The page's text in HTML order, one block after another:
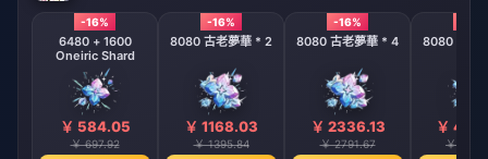
-16%
6480 + 1600
Oneiric Shard
￥ 584.05
￥ 697.92
-16%
8080 古老夢華 * 2
￥ 1168.03
￥ 1395.84
-16%
8080 古老夢華 * 4
￥ 2336.13
￥ 2791.67
8080 古老
￥
￥